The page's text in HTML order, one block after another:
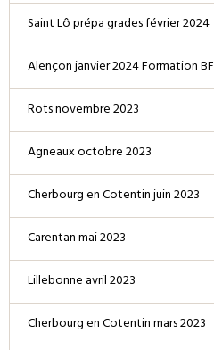
Saint Lô prépa grades février 2024
Alençon janvier 2024 Formation BF
Rots novembre 2023
Agneaux octobre 2023
Cherbourg en Cotentin juin 2023
Carentan mai 2023
Lillebonne avril 2023
Cherbourg en Cotentin mars 2023